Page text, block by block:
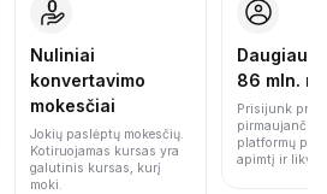
Nuliniai
konvertavimo
mokesčiai
Jokių paslėptų mokesčių.
Kotiruojamas kursas yra
galutinis kursas, kurį
moki.
Daugiau
86 mln.
Prisijunk prie
pirmaujančių
platformų
apimtį ir